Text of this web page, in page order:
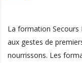
La formation Secours
aux gestes de
nourrissons. Les